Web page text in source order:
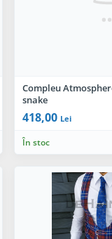
Compleu
snake
418,00 Lei
În stoc